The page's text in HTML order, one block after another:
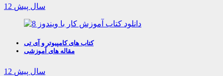
12 سال پیش
کتاب های کامپیوتر و آی تی
مقاله های آموزشی
12 سال پیش